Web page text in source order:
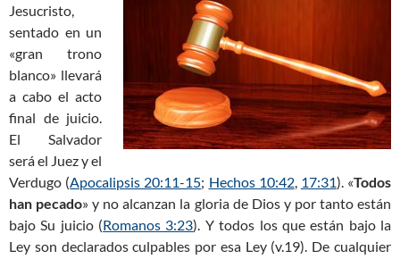
Jesucristo,
sentado en un
«gran trono
blanco» llevará
a cabo el acto
final de juicio.
El Salvador
será el Juez y el
Verdugo (Apocalipsis 20:11-15; Hechos 10:42, 17:31). «Todos
han pecado» y no alcanzan la gloria de Dios y por tanto están
bajo Su juicio (Romanos 3:23). Y todos los que están bajo la
Ley son declarados culpables por esa Ley (v.19). De cualquier